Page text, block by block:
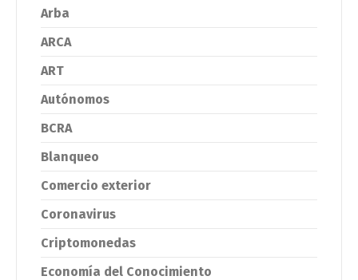
Arba
ARCA
ART
Autónomos
BCRA
Blanqueo
Comercio exterior
Coronavirus
Criptomonedas
Economía del Conocimiento